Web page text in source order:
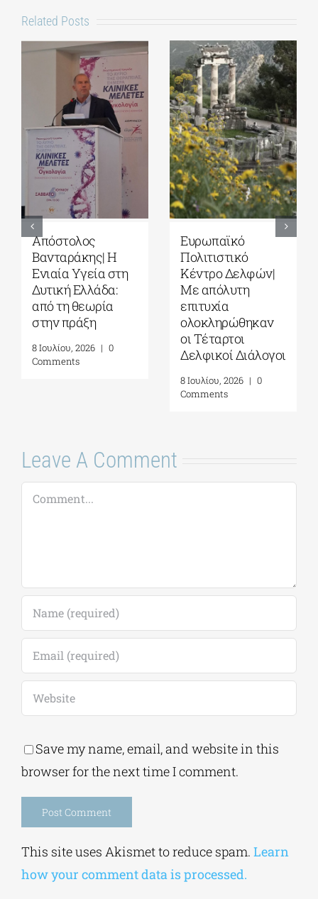
Related Posts
Απόστολος
Βανταράκης| Η
Ενιαία Υγεία στη
Δυτική Ελλάδα:
από τη θεωρία
στην πράξη
8 Ιουλίου, 2026 | 0
Comments
Ευρωπαϊκό
Πολιτιστικό
Κέντρο Δελφών|
Με απόλυτη
επιτυχία
ολοκληρώθηκαν
οι Τέταρτοι
Δελφικοί Διάλογοι
8 Ιουλίου, 2026 | 0
Comments
Leave A Comment
Comment
Save my name, email, and website in this
browser for the next time I comment.
This site uses Akismet to reduce spam. Learn
how your comment data is processed.